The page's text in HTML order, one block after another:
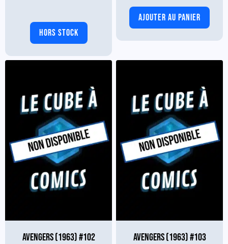
HORS STOCK
AJOUTER AU PANIER
AVENGERS (1963) #102 AVENGERS (1963) #103